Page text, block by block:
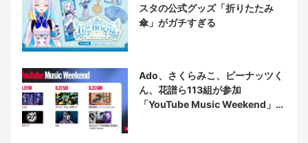
スタの公式グッズ「折りたたみ
傘」がガチすぎる
Ado、さくらみこ、ピーナッツく
ん、花譜ら113組が参加
「YouTube Music Weekend」開